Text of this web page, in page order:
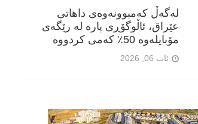
لەگەڵ کەمبوونەوەی داهاتی
عێراق، ئاڵوگۆڕی پارە لە رێگەی
مۆبایلەوە 50٪ کەمی کردووە
ئاب 06, 2026